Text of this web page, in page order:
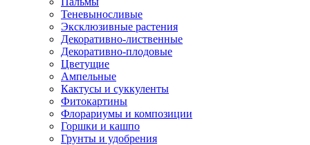
Теневыносливые
Эксклюзивные растения
Декоративно-лиственные
Декоративно-плодовые
Цветущие
Ампельные
Кактусы и суккуленты
Фитокартины
Флорариумы и композиции
Горшки и кашпо
Грунты и удобрения